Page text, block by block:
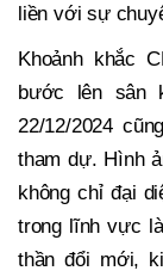
liền với sự
Khoảnh khắc
bước lên sân
22/12/2024
tham dự. Hình
không chỉ đại
trong lĩnh vực
thần đổi mới,